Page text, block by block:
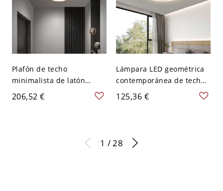
Plafón de techo
minimalista de latón
cepillado, luminaria
geométrica dorada con
206,52 €
Lámpara LED geométrica
contemporánea de techo,
diseño calado estrellado
para techos bajos - 110 A
125,36 €
1 / 28